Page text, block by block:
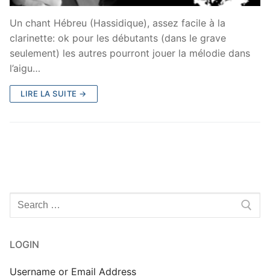
Un chant Hébreu (Hassidique), assez facile à la
clarinette: ok pour les débutants (dans le grave
seulement) les autres pourront jouer la mélodie dans
l’aigu…
LIRE LA SUITE →
Rechercher
:
LOGIN
Username or Email Address